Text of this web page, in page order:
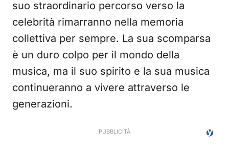
suo straordinario percorso verso la
celebrità rimarranno nella memoria
collettiva per sempre. La sua scomparsa
è un duro colpo per il mondo della
musica, ma il suo spirito e la sua musica
continueranno a vivere attraverso le
generazioni.